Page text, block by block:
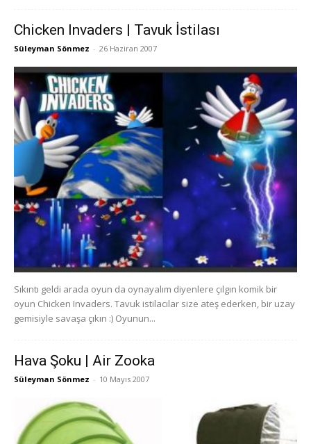
Chicken Invaders | Tavuk İstilası
Süleyman Sönmez - 26 Haziran 2007
Sıkıntı geldi arada oyun da oynayalım diyenlere çılgın komik bir
oyun Chicken Invaders. Tavuk istilacılar size ateş ederken, bir uzay
gemisiyle savaşa çıkın :) Oyunun...
Hava Şoku | Air Zooka
Süleyman Sönmez - 10 Mayıs 2007